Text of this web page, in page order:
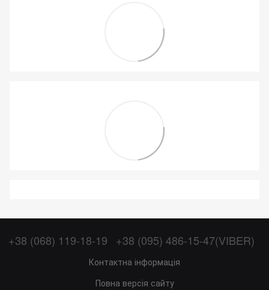
+38 (068) 119-18-19 +38 (095) 486-15-47(VIBER)
Контактна інформація
Повна версія сайту